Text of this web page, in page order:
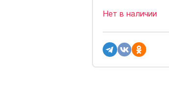
Нет в наличии